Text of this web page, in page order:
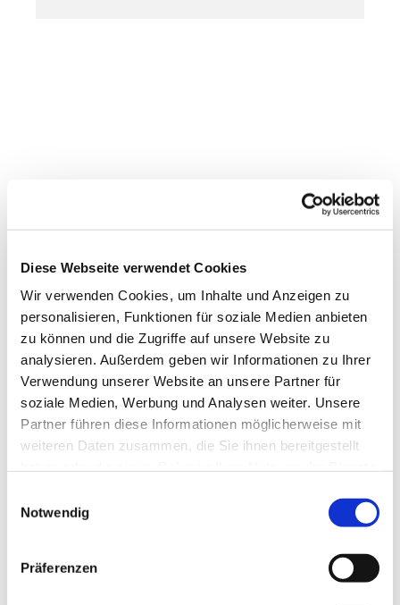
Diese Webseite verwendet Cookies
Wir verwenden Cookies, um Inhalte und Anzeigen zu
personalisieren, Funktionen für soziale Medien anbieten
zu können und die Zugriffe auf unsere Website zu
analysieren. Außerdem geben wir Informationen zu Ihrer
Verwendung unserer Website an unsere Partner für
soziale Medien, Werbung und Analysen weiter. Unsere
Partner führen diese Informationen möglicherweise mit
weiteren Daten zusammen, die Sie ihnen bereitgestellt
Notwendig
Präferenzen
Dies könnte Sie auch
interessieren